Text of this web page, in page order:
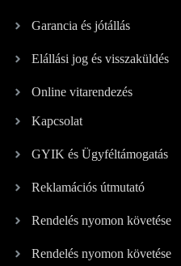
Garancia és jótállás
Elállási jog és visszaküldés
Online vitarendezés
Kapcsolat
GYIK és Ügyféltámogatás
Reklamációs útmutató
Rendelés nyomon követése
Rendelés nyomon követése